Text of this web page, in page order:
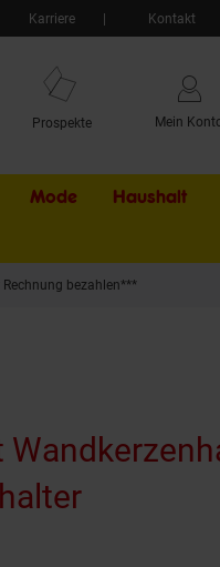
Karriere Kontakt
Prospekte Mein
Mode Haushalt
Rechnung bezahlen***